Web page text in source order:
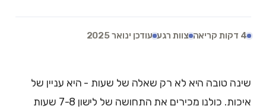
4 דקות קריאה צוות רגע עודכן ינואר 2025
שינה טובה היא לא רק שאלה של שעות - היא עניין של
איכות. כולנו מכירים את התחושה של לישון 7-8 שעות